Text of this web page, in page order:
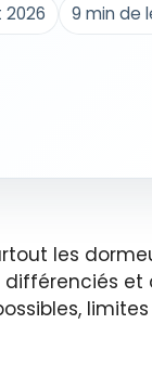
2026
9 min de
les
différenciés